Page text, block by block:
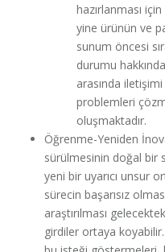
hazırlanması
yine ürünün ve
sunum öncesi
durumu
arasında
problemleri
oluşmaktadır.
Öğrenme-Yeniden
sürülmesinin doğal bir
yeni bir uyarıcı unsur
sürecin başarısız
araştırılması
girdiler ortaya